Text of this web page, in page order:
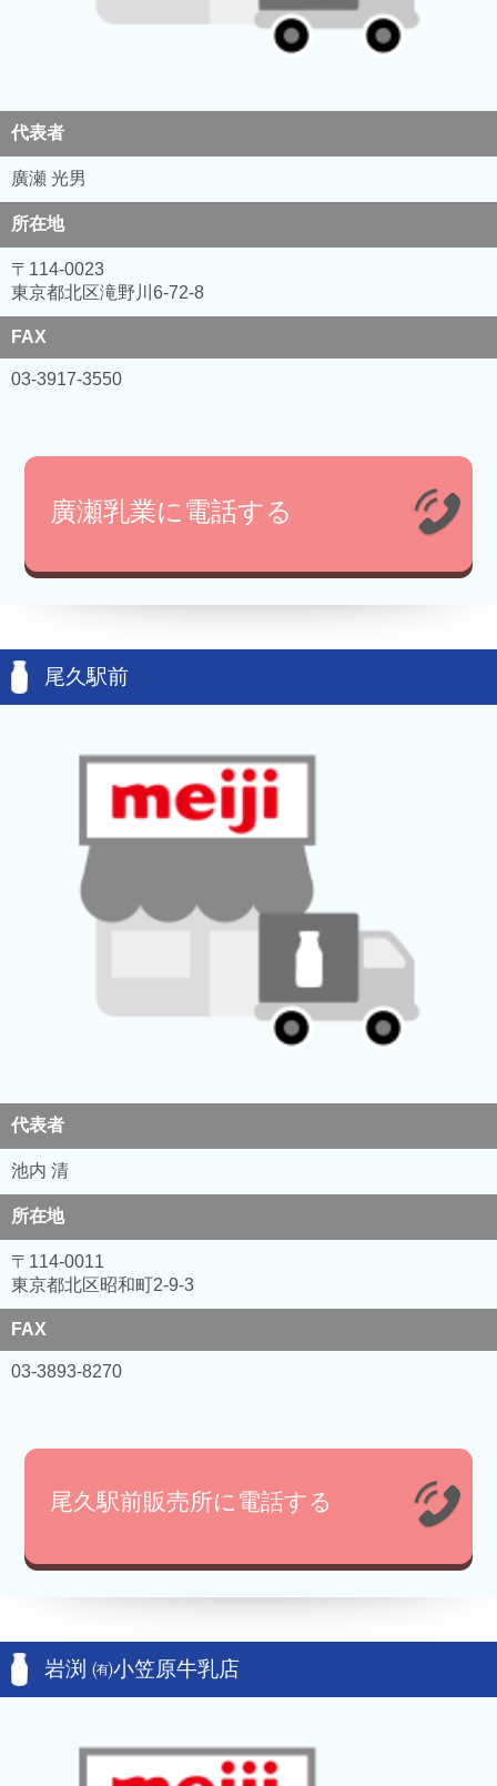
代表者
廣瀬 光男
所在地
〒114-0023
東京都北区滝野川6-72-8
FAX
03-3917-3550
廣瀬乳業に電話する
尾久駅前
代表者
池内 清
所在地
〒114-0011
東京都北区昭和町2-9-3
FAX
03-3893-8270
尾久駅前販売所に電話する
岩渕 ㈲小笠原牛乳店